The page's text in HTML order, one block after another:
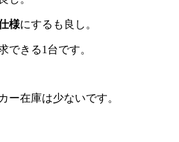
様にするも良し。
できる1台です。
ー在庫は少ないです。